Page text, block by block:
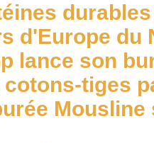
d'Europe du
lance son
cotons-tiges